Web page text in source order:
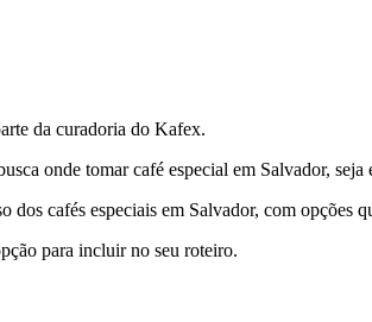
da curadoria do Kafex.
onde tomar café especial em Salvador, seja
dos cafés especiais em Salvador, com opções
para incluir no seu roteiro.